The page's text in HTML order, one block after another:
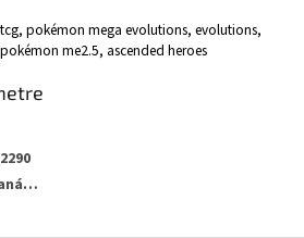
pokémon mega evolutions, evolutions,
me2.5, ascended heroes